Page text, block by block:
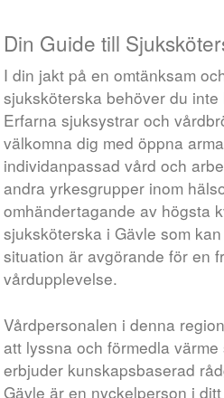
Din Guide till
I din jakt på en omtänksam
sjuksköterska behöver du
Erfarna sjuksystrar och
välkomna dig med öppna
individanpassad vård och
andra yrkesgrupper inom
omhändertagande av högsta
sjuksköterska i Gävle som
situation är avgörande för en
vårdupplevelse.
Vårdpersonalen i denna
att lyssna och förmedla
erbjuder kunskapsbaserad
Gävle är en nyckelperson i